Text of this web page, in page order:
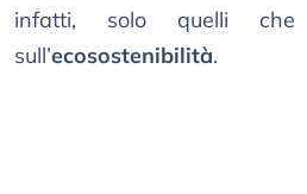
infatti, solo quelli
sull’ecosostenibilità.